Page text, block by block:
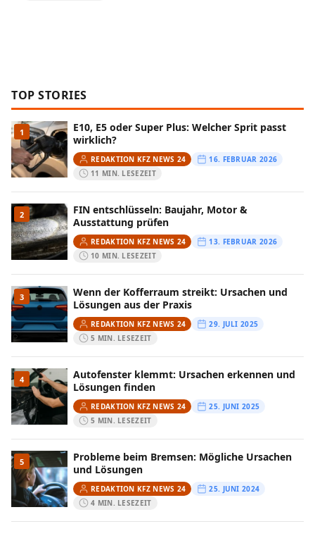
TOP STORIES
1
E10, E5 oder Super Plus: Welcher Sprit passt
wirklich?
REDAKTION KFZ NEWS 24
16. FEBRUAR 2026
11 MIN. LESEZEIT
2
FIN entschlüsseln: Baujahr, Motor &
Ausstattung prüfen
REDAKTION KFZ NEWS 24
13. FEBRUAR 2026
10 MIN. LESEZEIT
3
Wenn der Kofferraum streikt: Ursachen und
Lösungen aus der Praxis
REDAKTION KFZ NEWS 24
29. JULI 2025
5 MIN. LESEZEIT
4
Autofenster klemmt: Ursachen erkennen und
Lösungen finden
REDAKTION KFZ NEWS 24
25. JUNI 2025
5 MIN. LESEZEIT
5
Probleme beim Bremsen: Mögliche Ursachen
und Lösungen
REDAKTION KFZ NEWS 24
25. JUNI 2024
4 MIN. LESEZEIT